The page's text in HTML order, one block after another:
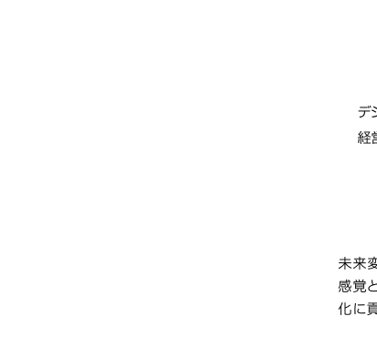
学
デ
経
教
未来
感覚
化に